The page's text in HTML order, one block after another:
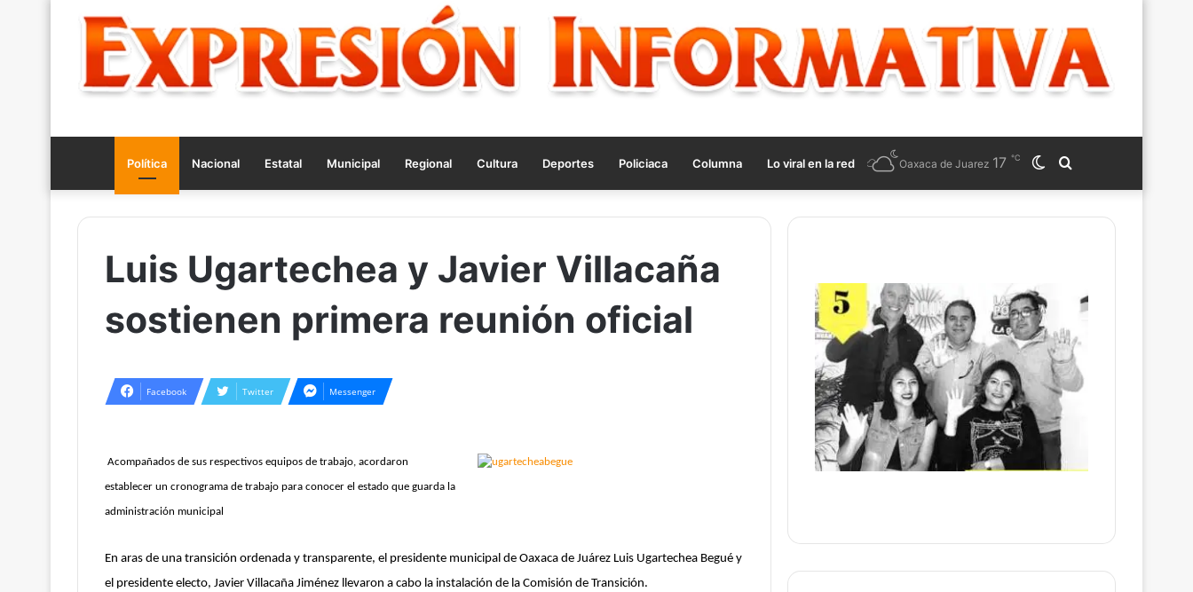
Política Nacional Estatal Municipal Regional Cultura Deportes Policiaca Columna Lo viral en la red Search
for
Switch
skin
Oaxaca de Juarez 17 ℃
Luis Ugartechea y Javier Villacaña
sostienen primera reunión oficial
Facebook Twitter Messenger
Acompañados de sus respectivos equipos de trabajo, acordaron
establecer un cronograma de trabajo para conocer el estado que guarda la
administración municipal
En aras de una transición ordenada y transparente, el presidente municipal de Oaxaca de Juárez Luis Ugartechea Begué y
el presidente electo, Javier Villacaña Jiménez llevaron a cabo la instalación de la Comisión de Transición.